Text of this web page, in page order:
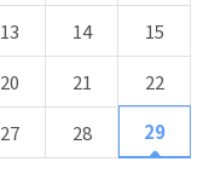
13 14
15
20 21
22
27 28 29